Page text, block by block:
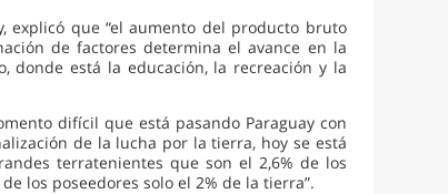
explicó que “el aumento del producto bruto
de factores determina el avance en la
donde está la educación, la recreación y la
difícil que está pasando Paraguay con
de la lucha por la tierra, hoy se está
terratenientes que son el 2,6% de los
los poseedores solo el 2% de la tierra”.